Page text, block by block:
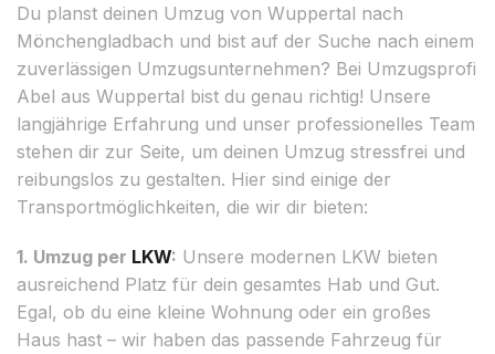
Du planst deinen Umzug von Wuppertal nach
Mönchengladbach und bist auf der Suche nach einem
zuverlässigen Umzugsunternehmen? Bei Umzugsprofi
Abel aus Wuppertal bist du genau richtig! Unsere
langjährige Erfahrung und unser professionelles Team
stehen dir zur Seite, um deinen Umzug stressfrei und
reibungslos zu gestalten. Hier sind einige der
Transportmöglichkeiten, die wir dir bieten:
1. Umzug per LKW: Unsere modernen LKW bieten
ausreichend Platz für dein gesamtes Hab und Gut.
Egal, ob du eine kleine Wohnung oder ein großes
Haus hast – wir haben das passende Fahrzeug für